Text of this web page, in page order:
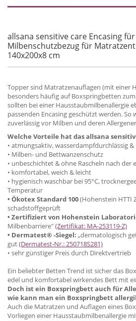
allsana sensitive care Encasing
Milbenschutzbezug für
140x200x8 cm
Topper sind Matratzenauflagen (mit einer
besonders häufig auf Boxspringbetten
sollten bei einer Hausstaubmilbenallergie
passenden Encasing geschützt werden. So
zuverlässig vor Milben und deren
Welche Vorteile hat das allsana
• atmungsaktiv, wasserdampfdurchlässig
• Milben- und Bettwanzenschutz
• unbeschichtet & ohne Rascheln nach der
• komfortabel, weich & leicht
• hygienisch waschbar bei 95°C,
Temperatur
• Ökotex Standard 100(Hohenstein HTTI
schadstoffgeprüft
• Zertifiziert von Hohenstein
Milbenbarriere"(Zertifikat: MA-253119-Z)
• Dermatest® -Siegel: „dermatologisch
gut(Dermatest-Nr.: 250718S281)
• sehr günstiger Preis durch Direktvertrieb
Ein beliebter Betten Trend ist sicher das
edel und komfortabel wirkendes Bett mit
Doch ist ein Boxspringbett auch für
wie kann man ein Boxspringbett
Auch die Matratzen und Auflagen eines
Vorliegen einer Hausstaubmilbenallergie